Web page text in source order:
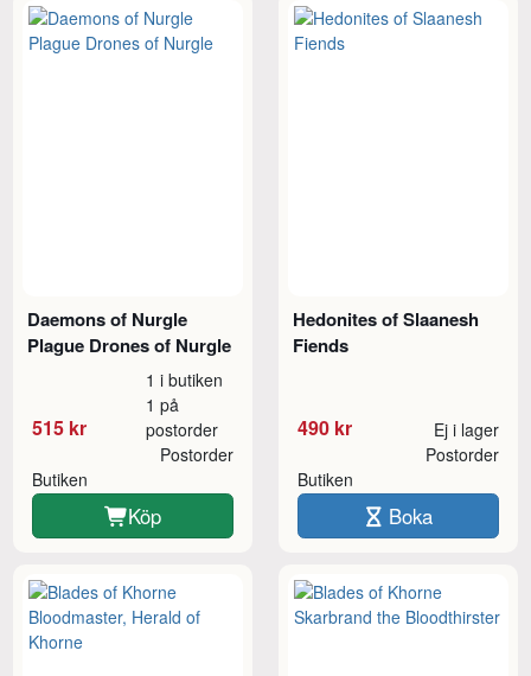
Daemons of Nurgle
Plague Drones of Nurgle
515 kr
1 i butiken
1 på
postorder
Butiken
Postorder
Köp
Hedonites of Slaanesh
Fiends
490 kr Ej i lager
Butiken
Postorder
Boka